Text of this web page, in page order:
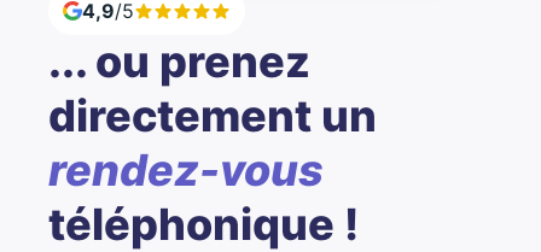
4,9/5
... ou prenez
directement un
rendez-vous
téléphonique !